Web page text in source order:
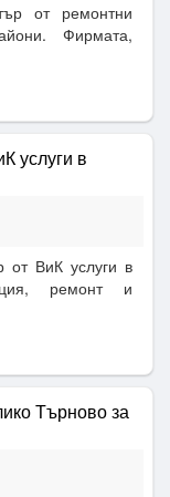
от ремонтни
Фирмата,
услуги в
от ВиК услуги в
ремонт и
Търново за